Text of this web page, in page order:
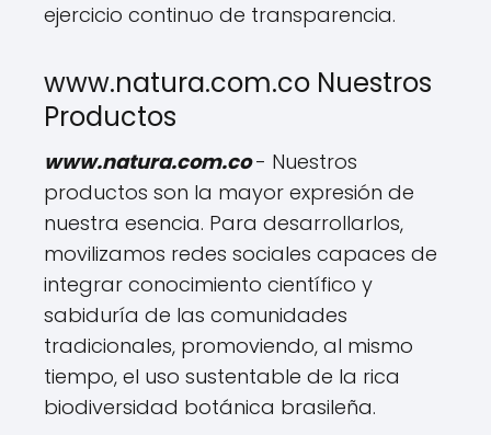
ejercicio continuo de transparencia.
www.natura.com.co Nuestros
Productos
www.natura.com.co - Nuestros
productos son la mayor expresión de
nuestra esencia. Para desarrollarlos,
movilizamos redes sociales capaces de
integrar conocimiento científico y
sabiduría de las comunidades
tradicionales, promoviendo, al mismo
tiempo, el uso sustentable de la rica
biodiversidad botánica brasileña.